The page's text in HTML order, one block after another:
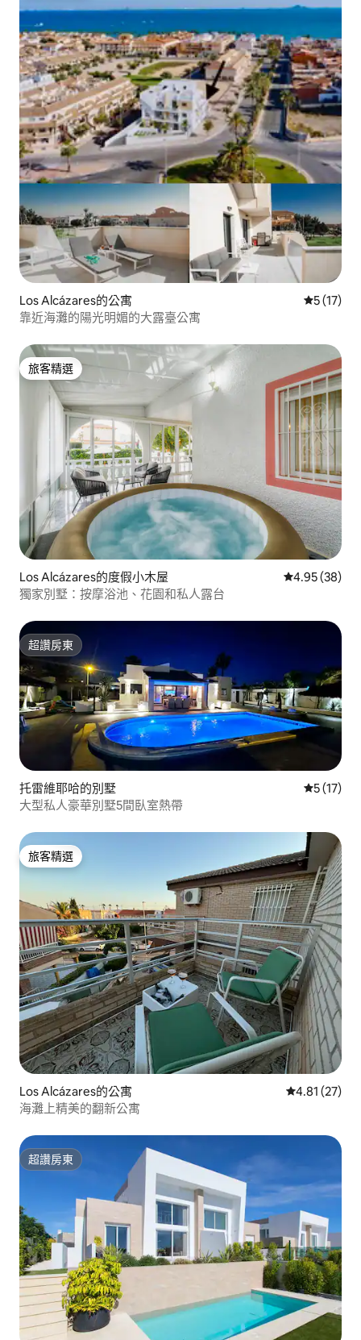
Los Alcázares的公寓 從 17 則
5 (17)
靠近海灘的陽光明媚的大露臺公寓
旅客精選
旅客精選
Los Alcázares的度假小木屋 從 38 則評價
4.95 (38)
獨家別墅：按摩浴池、花園和私人露台
超讚房東
超讚房東
托雷維耶哈的別墅 從 17 則
5 (17)
大型私人豪華別墅5間臥室熱帶
旅客精選
旅客精選
Los Alcázares的公寓 從 27 則評價
4.81 (27)
海灘上精美的翻新公寓
超讚房東
超讚房東